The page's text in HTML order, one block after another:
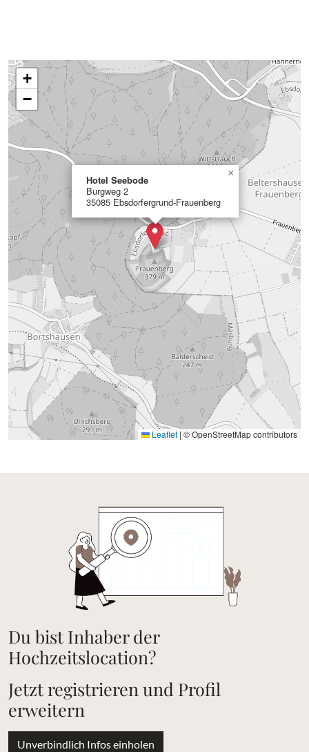
Hotel Seebode
Burgweg 2
35085 Ebsdorfergrund-Frauenberg
×
+
−
Leaflet | © OpenStreetMap contributors
Du bist Inhaber der
Hochzeitslocation?
Jetzt registrieren und Profil
erweitern
Unverbindlich Infos einholen